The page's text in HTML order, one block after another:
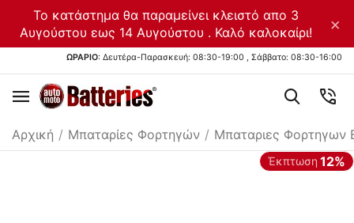
Το κατάστημα θα παραμείνει κλειστό απο 3
Αυγούστου εως 14 Αυγούστου . Καλό καλοκαίρι!
×
ΩΡΑΡΙΟ: Δευτέρα-Παρασκευή: 08:30-19:00 , Σάββατο: 08:30-16:00
Αρχική / Μπαταρίες Φορτηγών / Μπαταριες Φορτηγων
Έκπτωση 12%